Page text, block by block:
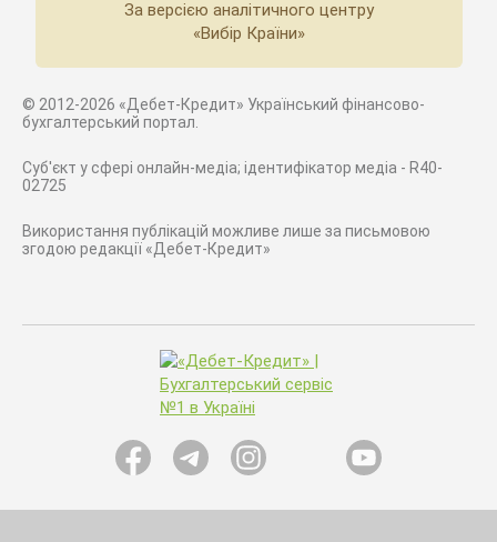
За версією аналітичного центру
«Вибір Країни»
© 2012-2026 «Дебет-Кредит» Український фінансово-
бухгалтерський портал.
Суб'єкт у сфері онлайн-медіа; ідентифікатор медіа - R40-
02725
Використання публікацій можливе лише за письмовою
згодою редакції «Дебет-Кредит»